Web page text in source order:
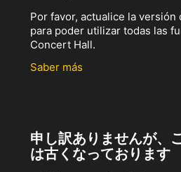
Por favor, actualice la versión
para poder utilizar todas las
Concert Hall.
Saber más
申し訳ありませんが、
は古くなっております